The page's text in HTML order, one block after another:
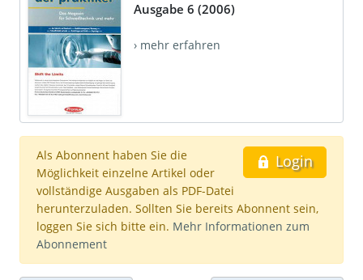
Ausgabe 6 (2006)
› mehr erfahren
Login
Als Abonnent haben Sie die
Möglichkeit einzelne Artikel oder
vollständige Ausgaben als PDF-Datei
herunterzuladen. Sollten Sie bereits Abonnent sein,
loggen Sie sich bitte ein. Mehr Informationen zum
Abonnement